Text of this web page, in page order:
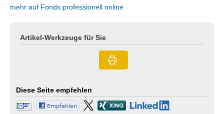
mehr auf Fonds professionell online
Artikel-Werkzeuge für Sie
Diese Seite empfehlen